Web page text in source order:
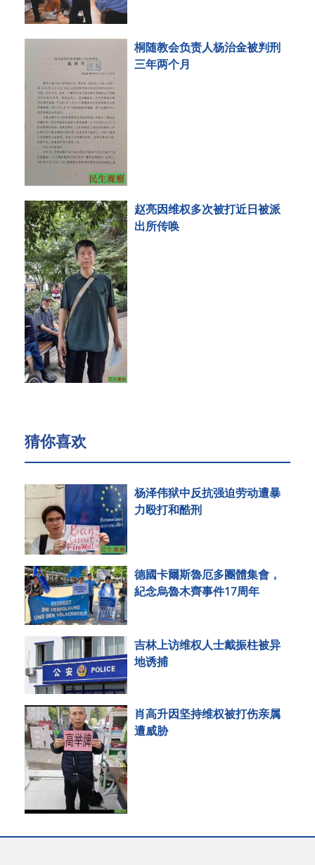
桐随教会负责人杨治金被判刑
三年两个月
赵亮因维权多次被打近日被派
出所传唤
猜你喜欢
杨泽伟狱中反抗强迫劳动遭暴
力殴打和酷刑
德國卡爾斯魯厄多團體集會，
紀念烏魯木齊事件17周年
吉林上访维权人士戴振柱被异
地诱捕
肖高升因坚持维权被打伤亲属
遭威胁